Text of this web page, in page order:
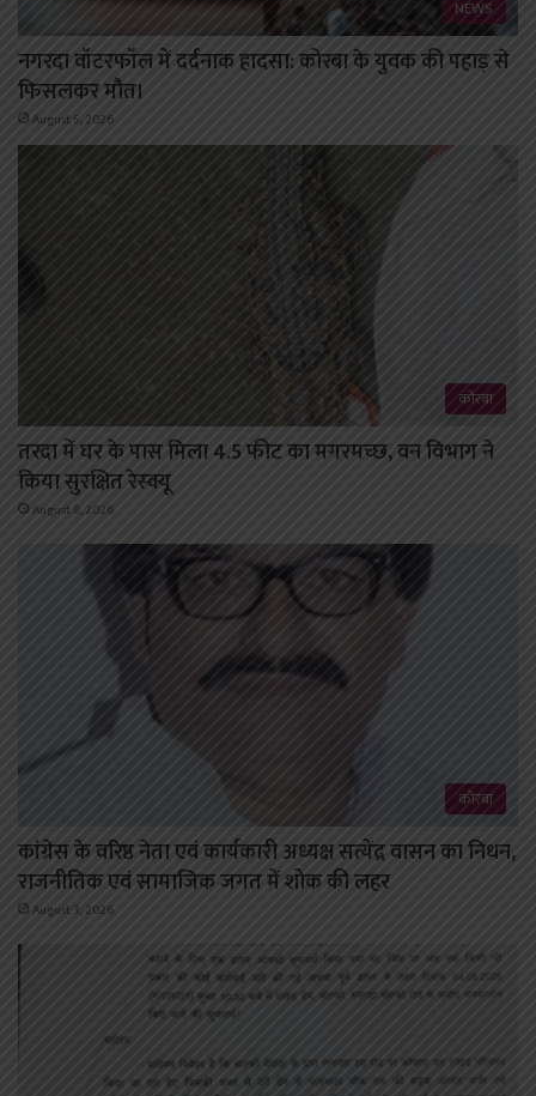
NEWS
नगरदा वॉटरफॉल में दर्दनाक हादसा: कोरबा के युवक की पहाड़ से
फिसलकर मौत।
August 5, 2026
कोरबा
तरदा में घर के पास मिला 4.5 फीट का मगरमच्छ, वन विभाग ने
किया सुरक्षित रेस्क्यू
August 8, 2026
कोरबा
कांग्रेस के वरिष्ठ नेता एवं कार्यकारी अध्यक्ष सत्येंद्र वासन का निधन,
राजनीतिक एवं सामाजिक जगत में शोक की लहर
August 3, 2026